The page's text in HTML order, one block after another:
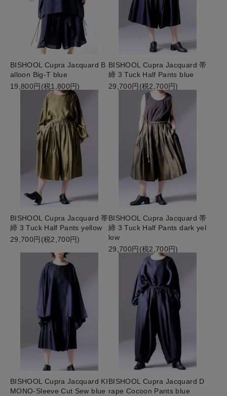
BISHOOL Cupra Jacquard B
alloon Big-T blue
19,800円(税1,800円)
BISHOOL Cupra Jacquard 帯
締 3 Tuck Half Pants blue
29,700円(税2,700円)
BISHOOL Cupra Jacquard 帯
締 3 Tuck Half Pants yellow
29,700円(税2,700円)
BISHOOL Cupra Jacquard 帯
締 3 Tuck Half Pants dark yel
low
29,700円(税2,700円)
BISHOOL Cupra Jacquard KI
MONO-Sleeve Cut Sew blue
BISHOOL Cupra Jacquard D
rape Cocoon Pants blue